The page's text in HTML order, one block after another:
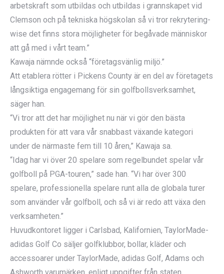
arbetskraft som utbildas och utbildas i grannskapet vid
Clemson och på tekniska högskolan så vi tror rekrytering-
wise det finns stora möjligheter för begåvade människor
att gå med i vårt team.”
Kawaja nämnde också “företagsvänlig miljö.”
Att etablera rötter i Pickens County är en del av företagets
långsiktiga engagemang för sin golfbollsverksamhet,
säger han.
“Vi tror att det har möjlighet nu när vi gör den bästa
produkten för att vara vår snabbast växande kategori
under de närmaste fem till 10 åren,” Kawaja sa.
“Idag har vi över 20 spelare som regelbundet spelar vår
golfboll på PGA-touren,” sade han. “Vi har över 300
spelare, professionella spelare runt alla de globala turer
som använder vår golfboll, och så vi är redo att växa den
verksamheten.”
Huvudkontoret ligger i Carlsbad, Kalifornien, TaylorMade-
adidas Golf Co säljer golfklubbor, bollar, kläder och
accessoarer under TaylorMade, adidas Golf, Adams och